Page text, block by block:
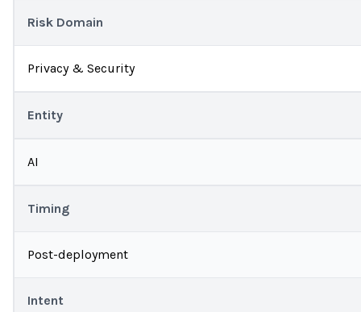
Risk Domain
Privacy & Security
Entity
AI
Timing
Post-deployment
Intent